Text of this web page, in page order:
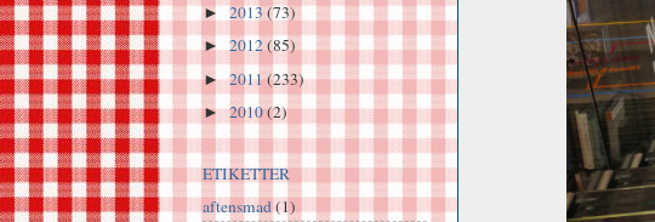
► 2013(73)
►2012(85)
►2011(233)
►2010(2)
ETIKETTER
aftensmad(1)